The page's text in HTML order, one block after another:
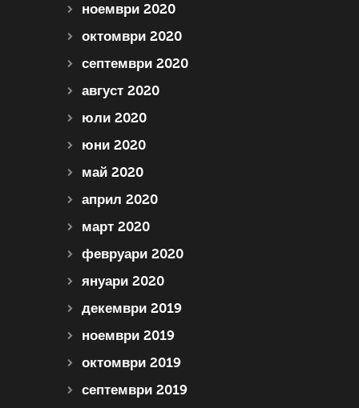
ноември 2020
октомври 2020
септември 2020
август 2020
юли 2020
юни 2020
май 2020
април 2020
март 2020
февруари 2020
януари 2020
декември 2019
ноември 2019
октомври 2019
септември 2019